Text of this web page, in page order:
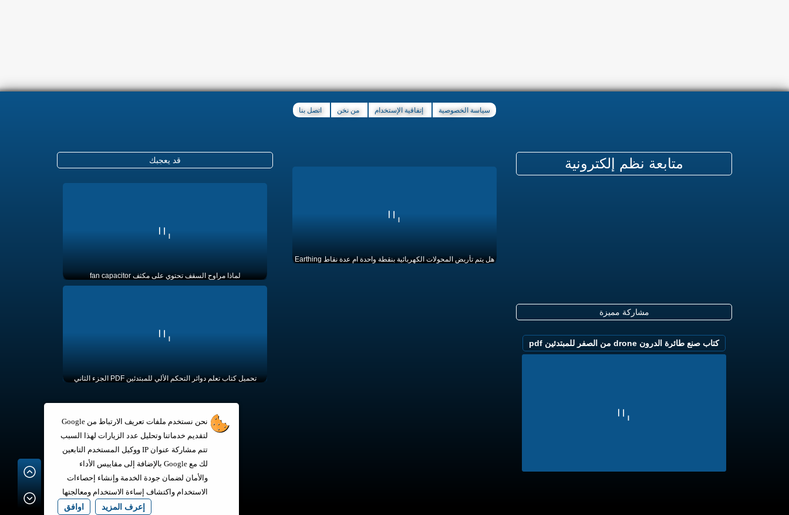
سياسة الخصوصية إتفاقية الإستخدام من نخن اتصل بنا
متابعة نظم إلكترونية
مشاركة مميزة
كتاب صنع طائرة الدرون drone من الصفر للمبتدئين pdf
هل يتم تأريض المحولات الكهربائية بنقطة واحدة ام عدة نقاط Earthing
قد يعجبك
لماذا مراوح السقف تحتوي على مكثف fan capacitor
تحميل كتاب تعلم دوائر التحكم الألي للمبتدئين PDF الجزء الثاني
نحن نستخدم ملفات تعريف الارتباط من Google
لتقديم خدماتنا وتحليل عدد الزيارات لهذا السبب
تتم مشاركة عنوان IP ووكيل المستخدم التابعين
لك مع Google بالإضافة إلى مقاييس الأداء
والأمان لضمان جودة الخدمة وإنشاء إحصاءات
الاستخدام واكتشاف إساءة الاستخدام ومعالجتها
إعرف المزيد اوافق